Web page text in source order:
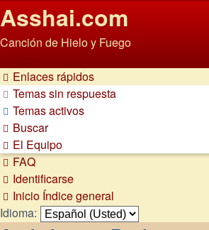
Asshai.com
Canción de Hielo y Fuego
Enlaces rápidos
Temas sin respuesta
Temas activos
Buscar
El Equipo
FAQ
Identificarse
Inicio Índice general
Idioma: